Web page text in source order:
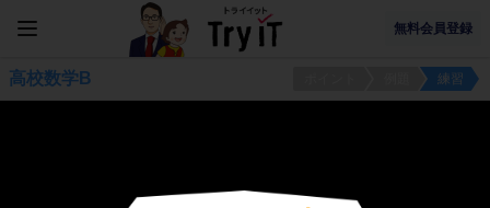
無料会員登録
高校数学B 練習